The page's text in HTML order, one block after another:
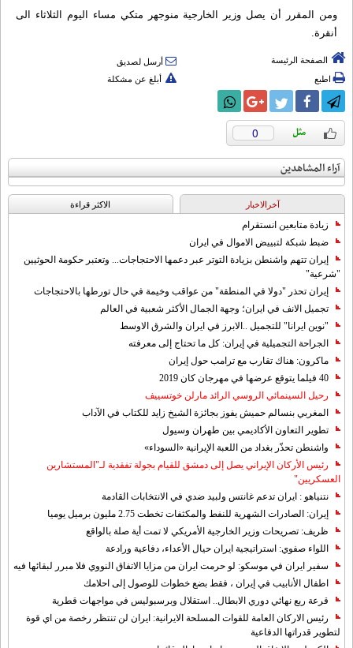
ومن المقرر أن يصل وزير الخارجية منوجهر متكي مساء اليوم الثلاثاء الى
أنقرة.
الصفحة الرئيسة
أرسل لصديق
اطبع
أبلغ عن مشكلة
0
آراء المشاهدين
آخرالاخبار الاکثر قراءة
زيادة متابعين انستقرام
ضبط شبكة لتبييض الاموال في ايران
إيران تتهم واشنطن بزيادة التوتر عبر دعمها الاحتجاجات... وتعتبر حكومة الحوثيين
"شرعية"
إيران تحذر "دولا في المنطقة" من عواقب وخيمة في حال تورطها بالاحتجاجات
تجميل الانف في ايران؛ وجهة الجمال الأكثر شعبية في العالم
"نوين ايرانا" للتجميل ..الابرز في ايران والشرق الاوسط
الجراحة التجميلية في إيران: كل ما تحتاج إلى معرفته
ماكرون: هناك تقارب مع ترامب حول إيران
40 فيلما يتوقع عرضها في مهرجان كان 2019
رحيل السينمائي الروسي الرائد مارلن خوتسييف
المغربي بنسالم حميش يفوز بجائزة الشيخ زايد للكتاب في الآداب
تطوير التعاون الأكاديمي بين طهران وسيول
واشنطن تحذّر بغداد من اللعبة الإيرانية «السوداء»
رئيس الأركان الإيراني يصل إلى دمشق للقيام بجولة تفقدية لـ"المستشارين
العسكريين"
نتنياهو : ايران تدعم غانتس ولبيد ضدي في الانتخابات القادمة
إيران: الصادرات الشهریة للنفط والمكثفات تخطت 2.75 مليون برميل يوميا
ظريف: تصريحات وزير الخارجية الأمريكي لا تمت أية صلة بالواقع
اللواء صفوي: استراتيجية ايران حيال الأعداء، دفاعية ورادعة
سفير ايران في موسكو: لو حرمت ايران من مزايا الاتفاق النووي فلا مبرر لبقائها فيه
اطفال الأنابيب في إيران ، فقط بضع خطوات للوصول إلى احلامك
قرعة ربع نهائي دوري الابطال.. استقلال وبرسبوليس في مواجهات قطرية
رئيس الاركان العامة للقوات المسلحة الايرانية: ايران لن تنتظر رخصة من اي قوة
لتطوير قدراتها الدفاعية